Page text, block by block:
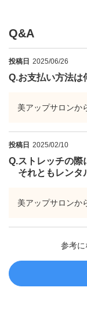
Q&A
投稿日 2025/06/26
Q.お支払い方法は
美アップサロンか
投稿日 2025/02/10
Q.ストレッチの際
それともレンタ
美アップサロンか
参考に